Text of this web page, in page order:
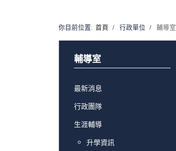
你目前位置: 首頁 行政單位 輔導室
輔導室
最新消息
行政團隊
生涯輔導
升學資訊